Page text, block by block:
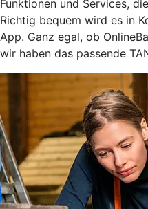
Funktionen und Services,
Richtig bequem wird es in
App. Ganz egal, ob
wir haben das passende